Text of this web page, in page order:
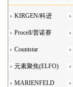
KIRGEN/科进
Procell/普诺赛
Countstar
元素聚焦(ELFO)
MARIENFELD